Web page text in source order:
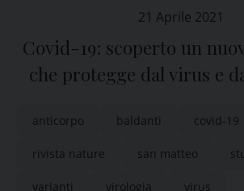
21 Aprile 2021
Covid-19: scoperto un
che protegge dal virus e
anticorpo baldanti covid-19
rivista nature san matteo
varianti virologia virus